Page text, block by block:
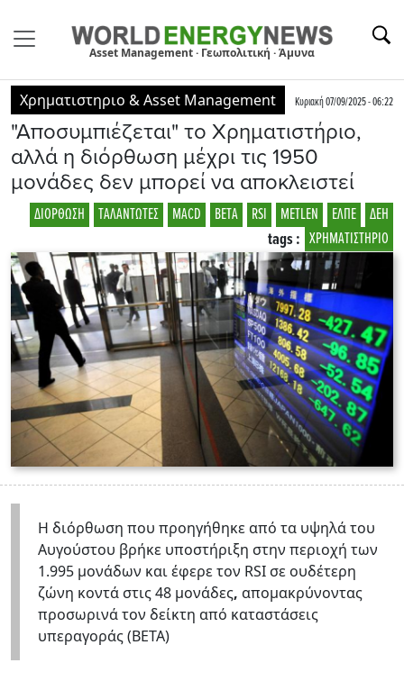
Asset Management · Γεωπολιτική · Άμυνα
Χρηματιστηριο & Asset Management Κυριακή 07/09/2025 - 06:22
"Aποσυμπιέζεται" το Χρηματιστήριο,
αλλά η διόρθωση μέχρι τις 1950
μονάδες δεν μπορεί να αποκλειστεί
ΔΕΗ
ΕΛΠΕ
METLEN
RSI
BETA
MACD
ΤΑΛΑΝΤΩΤΕΣ
ΔΙΟΡΘΩΣΗ
ΧΡΗΜΑΤΙΣΤΗΡΙΟ
tags :
Η διόρθωση που προηγήθηκε από τα υψηλά του
Αυγούστου βρήκε υποστήριξη στην περιοχή των
1.995 μονάδων και έφερε τον RSI σε ουδέτερη
ζώνη κοντά στις 48 μονάδες, απομακρύνοντας
προσωρινά τον δείκτη από καταστάσεις
υπεραγοράς (BETA)